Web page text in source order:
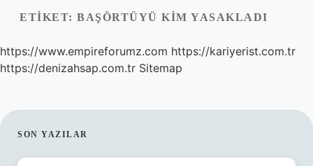
Yasal Uyarı
Hakkımızda
ETIKET: BAŞÖRTÜYÜ KIM YASAKLADI
https://www.empireforumz.com https://kariyerist.com.tr
https://denizahsap.com.tr Sitemap
SIDEBAR
SON YAZILAR